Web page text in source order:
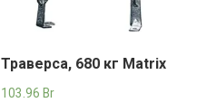
Траверса, 680 кг Matrix
103.96 Br